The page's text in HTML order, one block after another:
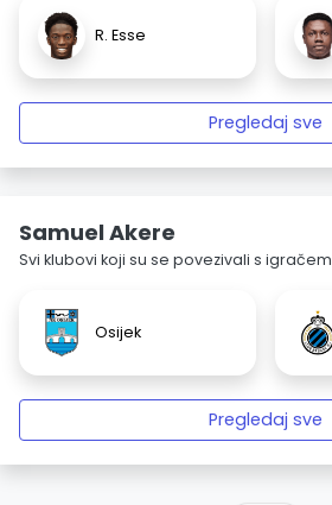
R. Esse
Pregledaj sve
Samuel Akere
Svi klubovi koji su se povezivali s igračem
Osijek
Pregledaj sve